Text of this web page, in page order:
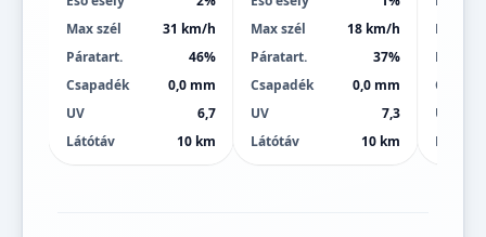
Max szél
31 km/h
Páratart.
46%
Csapadék
0,0 mm
UV
6,7
Látótáv
10 km
Max szél
18 km/h
Páratart.
37%
Csapadék
0,0 mm
UV
7,3
Látótáv
10 km
Max
UV
Látótáv